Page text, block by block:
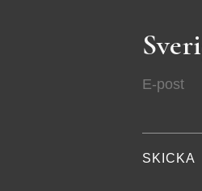
E-post